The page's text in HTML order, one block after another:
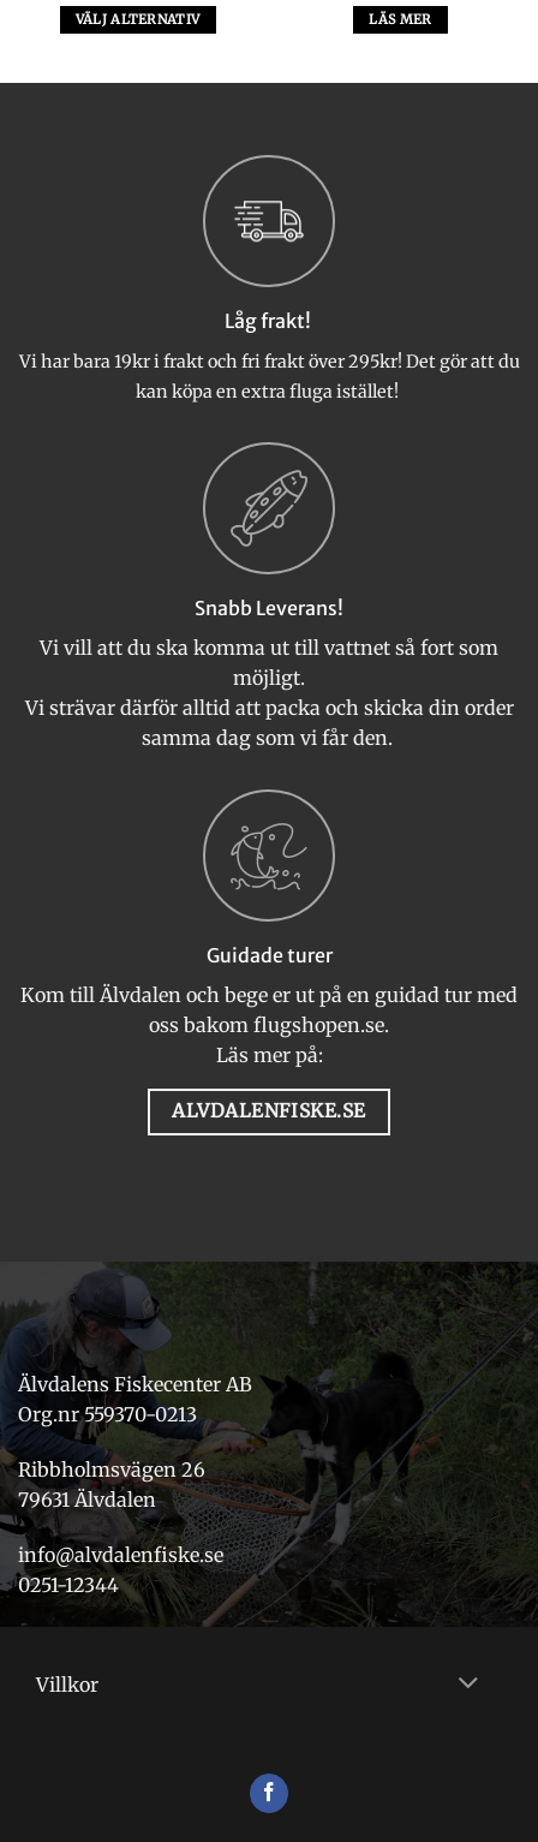
VÄLJ ALTERNATIV
alternativen
produktsidan
LÄS MER
Låg frakt!
Vi har bara 19kr i frakt och fri frakt över 295kr! Det gör att du
kan köpa en extra fluga istället!
Snabb Leverans!
Vi vill att du ska komma ut till vattnet så fort som
möjligt.
Vi strävar därför alltid att packa och skicka din order
samma dag som vi får den.
Guidade turer
Kom till Älvdalen och bege er ut på en guidad tur med
oss bakom flugshopen.se.
Läs mer på:
ALVDALENFISKE.SE
Älvdalens Fiskecenter AB
Org.nr 559370-0213
Ribbholmsvägen 26
79631 Älvdalen
info@alvdalenfiske.se
0251-12344
Villkor